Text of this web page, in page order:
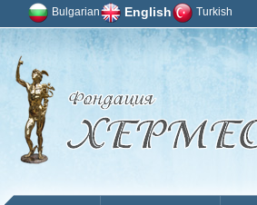
Bulgarian English Turkish